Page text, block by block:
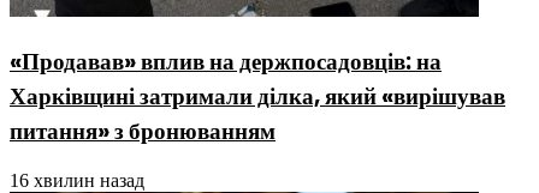
«Продавав» вплив на держпосадовців: на
Харківщині затримали ділка, який «вирішував
питання» з бронюванням
16 хвилин назад